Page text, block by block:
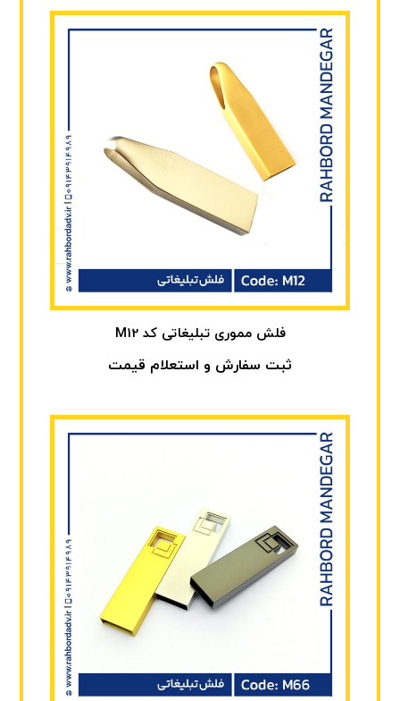
فلش مموری تبلیغاتی کد M12
ثبت سفارش و استعلام قیمت